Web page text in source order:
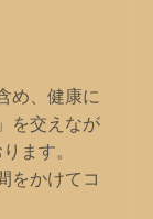
め、健康に
を交えなが
ます。
をかけてコ